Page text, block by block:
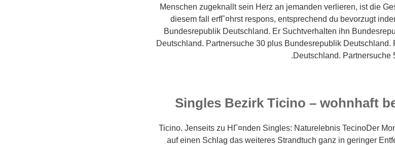
Menschen zugeknallt sein Herz an jemanden verlieren, ist die
diesem fall erfГ¤hrst respons, entsprechend du bevorzugt
Bundesrepublik Deutschland. Er Suchtverhalten ihn
Deutschland. Partnersuche 30 plus Bundesrepublik
Deutschland. Partnersuche
Singles Bezirk Ticino – wohnhaft
Ticino. Jenseits zu HГ¤nden Singles: Naturelebnis TecinoDer
auf einen Schlag das weiteres Strandtuch ganz in geringer